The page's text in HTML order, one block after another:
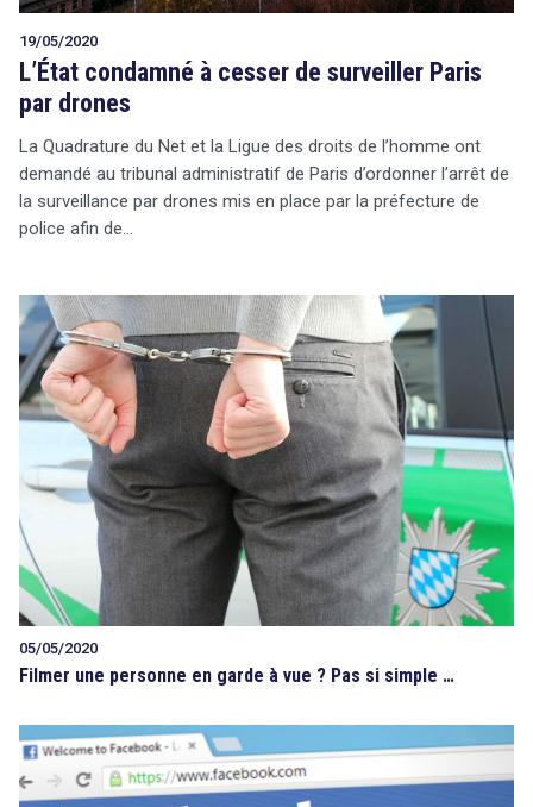
05/05/2020
Filmer une personne en garde à vue ? Pas si simple …
19/05/2020
L’État condamné à cesser de surveiller Paris
par drones
La Quadrature du Net et la Ligue des droits de l’homme ont
demandé au tribunal administratif de Paris d’ordonner l’arrêt de
la surveillance par drones mis en place par la préfecture de
police afin de…